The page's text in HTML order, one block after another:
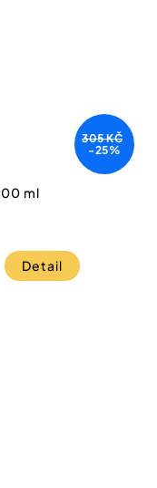
305 KČ
-25%
ml
Detail